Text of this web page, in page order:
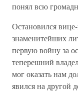
понял всю
Остановился
знаменитейших
первую войну за
теперешний
мог оказать нам
явился на другой